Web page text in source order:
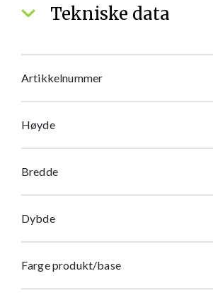
Tekniske data
Artikkelnummer
Høyde
Bredde
Dybde
Farge produkt/base